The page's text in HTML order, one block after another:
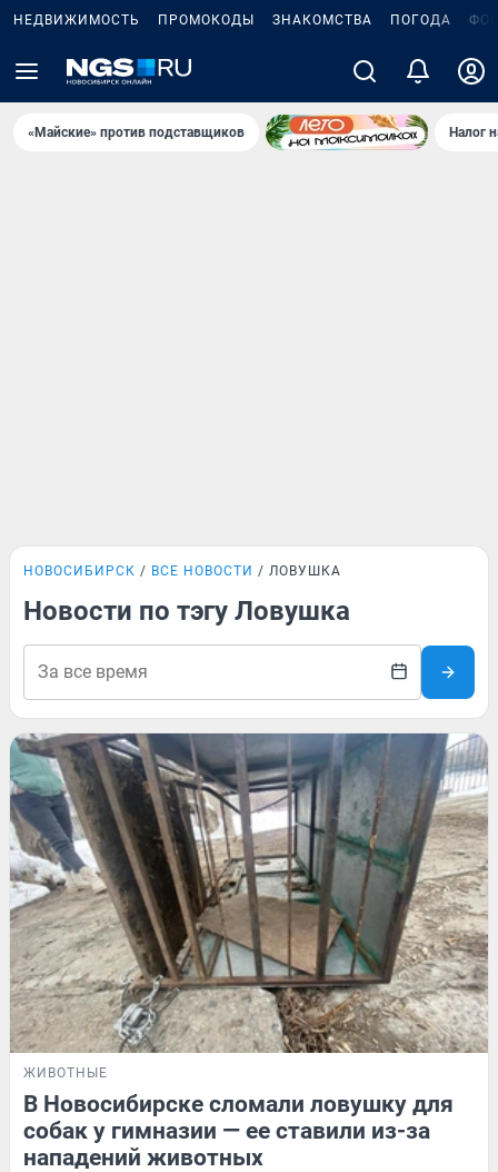
НЕДВИЖИМОСТЬ ПРОМОКОДЫ ЗНАКОМСТВА ПОГОДА
«Майские» против подставщиков Налог
НОВОСИБИРСК ВСЕ НОВОСТИ ЛОВУШКА
Новости по тэгу Ловушка
ЖИВОТНЫЕ
В Новосибирске сломали ловушку для
собак у гимназии — ее ставили из-за
нападений животных